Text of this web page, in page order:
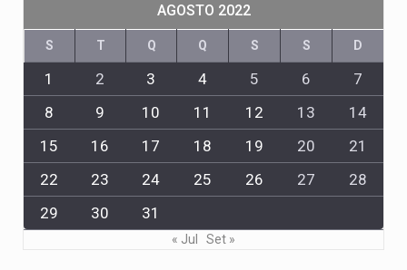
AGOSTO 2022
S T Q Q S S D
1 2 3 4 5 6
7
8
9 10 11 12 13
14
15
16 17 18 19 20
21
22
23 24 25 26 27
28
29
30 31
« Jul Set »